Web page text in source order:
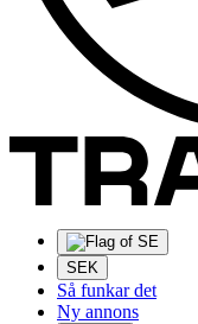
SEK
Så funkar det
Ny annons